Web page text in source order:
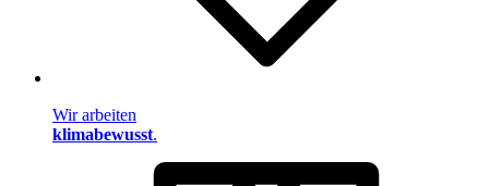
Wir arbeiten
klimabewusst.